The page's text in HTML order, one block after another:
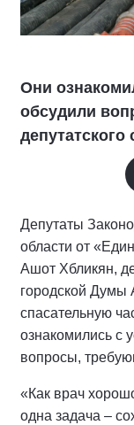
Они
обсудили
депутатского
Депутаты
области от
Ашот Хбликян,
городской Думы
спасательную
ознакомились с
вопросы,
«Как врач
одна задача –